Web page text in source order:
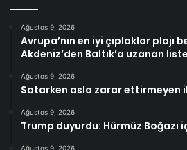
Ağustos 9, 2026
Avrupa’nın en iyi çıplaklar plajı
Akdeniz’den Baltık’a uzanan liste
Ağustos 9, 2026
Satarken asla zarar ettirmeyen
Ağustos 9, 2026
Trump duyurdu: Hürmüz Boğazı
Ağustos 9, 2026